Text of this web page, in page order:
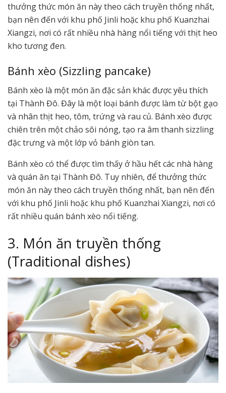
thưởng thức món ăn này theo cách truyền thống nhất,
bạn nên đến với khu phố Jinli hoặc khu phố Kuanzhai
Xiangzi, nơi có rất nhiều nhà hàng nổi tiếng với thịt heo
kho tương đen.
Bánh xèo (Sizzling pancake)
Bánh xèo là một món ăn đặc sản khác được yêu thích
tại Thành Đô. Đây là một loại bánh được làm từ bột gạo
và nhân thịt heo, tôm, trứng và rau củ. Bánh xèo được
chiên trên một chảo sôi nóng, tạo ra âm thanh sizzling
đặc trưng và một lớp vỏ bánh giòn tan.
Bánh xèo có thể được tìm thấy ở hầu hết các nhà hàng
và quán ăn tại Thành Đô. Tuy nhiên, để thưởng thức
món ăn này theo cách truyền thống nhất, bạn nên đến
với khu phố Jinli hoặc khu phố Kuanzhai Xiangzi, nơi có
rất nhiều quán bánh xèo nổi tiếng.
3. Món ăn truyền thống
(Traditional dishes)